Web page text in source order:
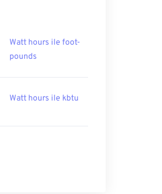
Watt hours ile foot-
pounds
Watt hours ile kbtu